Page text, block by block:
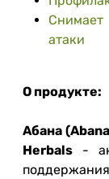
Снимает
атаки
О продукте:
Абана
Herbals -